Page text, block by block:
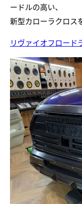
ードルの高い、
新型カローラクロス
リヴァイオフロード